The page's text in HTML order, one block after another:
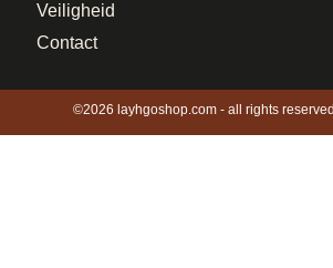
Veiligheid
Contact
©2026 layhgoshop.com - all rights